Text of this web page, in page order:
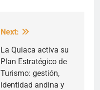
Next:
La Quiaca activa su
Plan Estratégico de
Turismo: gestión,
identidad andina y